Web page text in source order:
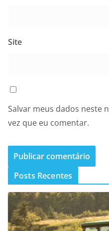
Site
Salvar meus dados neste
vez que eu comentar.
Posts Recentes